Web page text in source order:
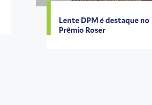
Lente DPM é destaque no
Prêmio Roser